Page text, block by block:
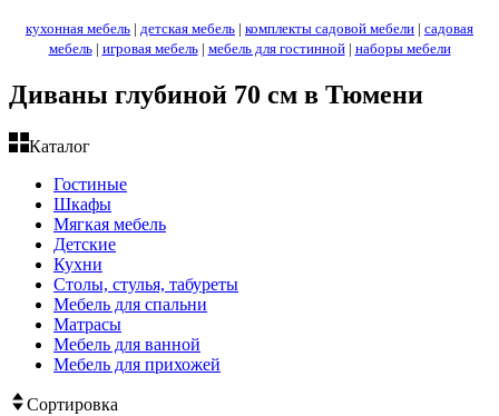
кухонная мебель | детская мебель | комплекты садовой мебели | садовая
мебель| игровая мебель| мебель для гостинной| наборы мебели
Диваны глубиной 70 см в Тюмени
Каталог
Гостиные
Шкафы
Мягкая мебель
Детские
Кухни
Столы, стулья, табуреты
Мебель для спальни
Матрасы
Мебель для ванной
Мебель для прихожей
Сортировка